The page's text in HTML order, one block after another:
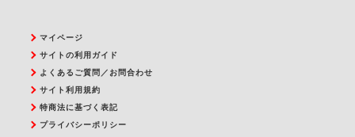
マイページ
サイトの利用ガイド
よくあるご質問／お問合わせ
サイト利用規約
特商法に基づく表記
プライバシーポリシー